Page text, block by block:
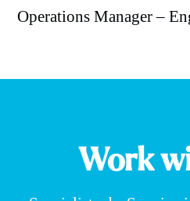
Operations Manager –
Work